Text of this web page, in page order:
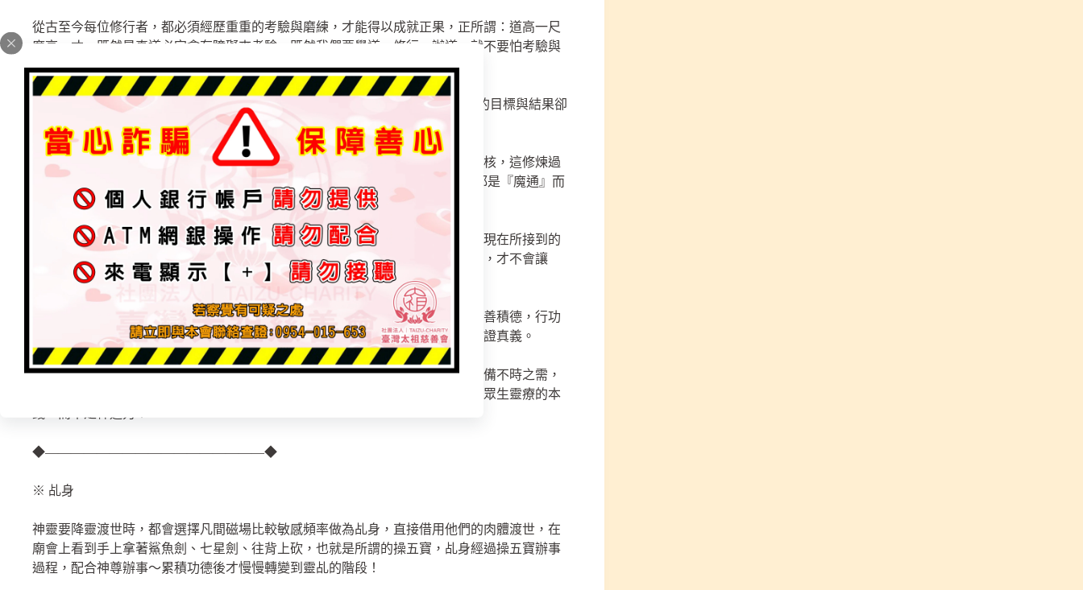
從古至今每位修行者，都必須經歷重重的考驗與磨練，才能得以成就正果，正所謂：道高一尺
魔高一丈，既然是真道必定會有障礙來考驗，既然我們要學道、修行、辦道，就不要怕考驗與
磨練。
主神–靈源靈脈，法門不同、呈現方式不同，論點也就不同，但走到最後，修成的目標與結果卻
是一樣，目的就是要回歸源頭，靈脈歸源。
何謂神通？以元神來通。『元神』需經歷修煉，通過〈品性、心性、德性〉的審核，這修煉過
程-至少需要十年以上，才能達到元神主事。如若突然就有神通能力的人，通常都是『魔通』而
非神通！
在修行過程，不能有貪求心，縱使你已經擁有『靈通、神通』能力，也要提防你現在所接到的
訊息，是來自於何處？到底是神通還是魔通？時時刻刻保持警覺心，不貪求神通，才不會讓
〔魔靈〕有機可趁。
學修深入，用心研讀證道，用心學習，磨礪心性、修改習氣毛病、袪除脾氣，行善積德，行功
立德，自我反省、懺悔、改過，借事練心，轉化秉性，藉境驗心，可從道法中印證真義。
修行除了內心良善之外，還必須得行善積福、廣植福田、行功立德、積累功德以備不時之需，
以功德來做為修行人的後盾資糧。因唯有功德才是幫助他人處理無形事以及幫助眾生靈療的本
◆—————————————————◆
※ 乩身
神靈要降靈渡世時，都會選擇凡間磁場比較敏感頻率做為乩身，直接借用他們的肉體渡世，在
廟會上看到手上拿著鯊魚劍、七星劍、往背上砍，也就是所謂的操五寶，乩身經過操五寶辦事
過程，配合神尊辦事～累積功德後才慢慢轉變到靈乩的階段！